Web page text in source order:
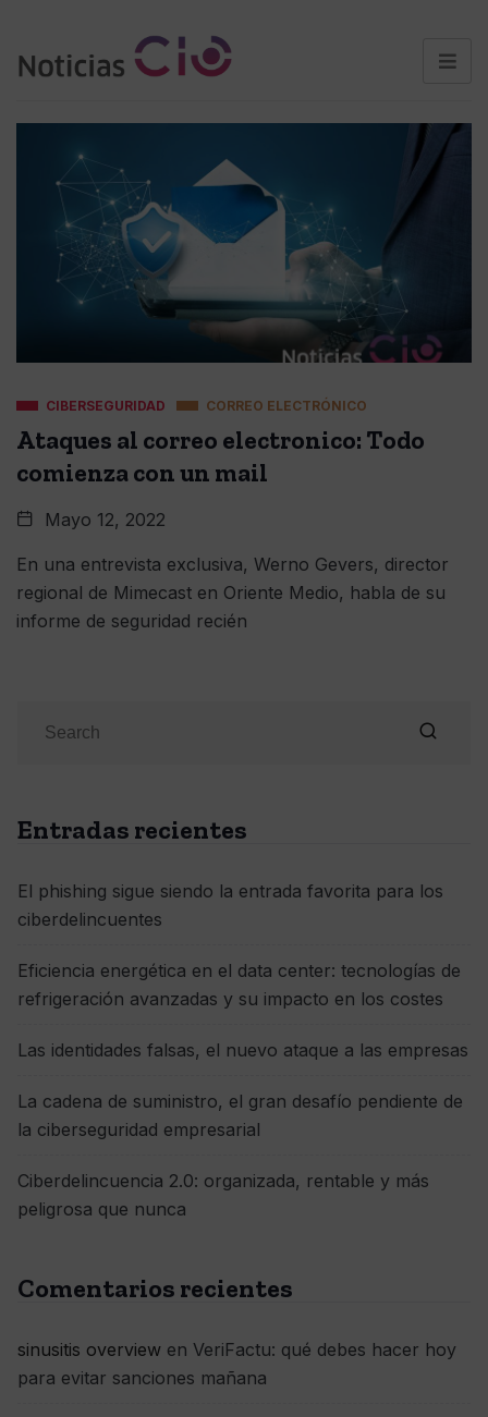
CIBERSEGURIDAD CORREO ELECTRÓNICO
Ataques al correo electronico: Todo
comienza con un mail
Mayo 12, 2022
En una entrevista exclusiva, Werno Gevers, director
regional de Mimecast en Oriente Medio, habla de su
informe de seguridad recién
Entradas recientes
El phishing sigue siendo la entrada favorita para los
ciberdelincuentes
Eficiencia energética en el data center: tecnologías de
refrigeración avanzadas y su impacto en los costes
Las identidades falsas, el nuevo ataque a las empresas
La cadena de suministro, el gran desafío pendiente de
la ciberseguridad empresarial
Ciberdelincuencia 2.0: organizada, rentable y más
peligrosa que nunca
Comentarios recientes
sinusitis overview en VeriFactu: qué debes hacer hoy
para evitar sanciones mañana